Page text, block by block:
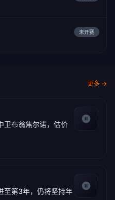
未开赛
更多 →
卫布翁焦尔诺，估价
至第3年，仍将坚持年